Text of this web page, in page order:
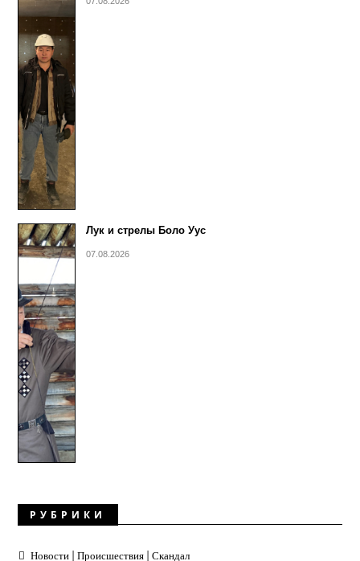
Лук и стрелы Боло Уус
07.08.2026
РУБРИКИ
Новости | Происшествия | Скандал